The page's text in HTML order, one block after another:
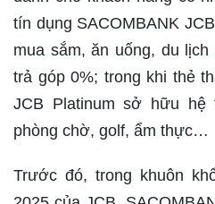
tín dụng SACOMBANK
mua sắm, ăn uống, du
trả góp 0%; trong khi thẻ
JCB Platinum sở hữu
phòng chờ, golf, ẩm thực…
Trước đó, trong khuôn